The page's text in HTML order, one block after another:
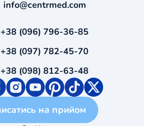
info@centrmed.com
+38 (096) 796-36-85
+38 (097) 782-45-70
+38 (098) 812-63-48
на прийом